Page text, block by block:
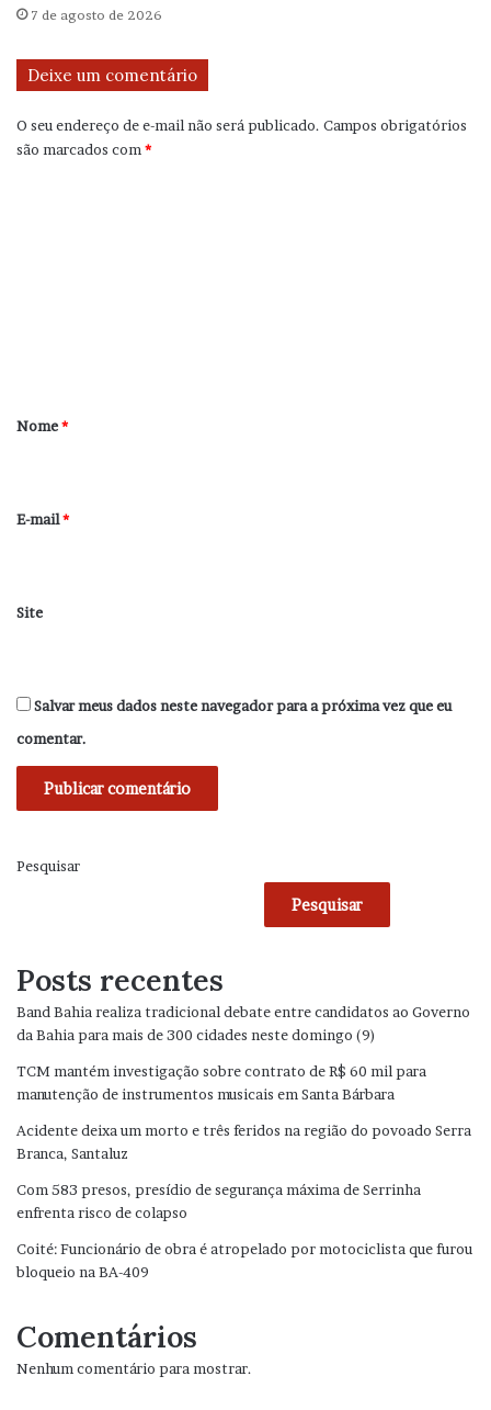
7 de agosto de 2026
Deixe um comentário
O seu endereço de e-mail não será publicado. Campos obrigatórios
são marcados com*
r
*
Nome*
E-mail*
Site
Salvar meus dados neste navegador para a próxima vez que eu
comentar.
Pesquisar
Pesquisar
Posts recentes
Band Bahia realiza tradicional debate entre candidatos ao Governo
da Bahia para mais de 300 cidades neste domingo (9)
TCM mantém investigação sobre contrato de R$ 60 mil para
manutenção de instrumentos musicais em Santa Bárbara
Acidente deixa um morto e três feridos na região do povoado Serra
Branca, Santaluz
Com 583 presos, presídio de segurança máxima de Serrinha
enfrenta risco de colapso
Coité: Funcionário de obra é atropelado por motociclista que furou
bloqueio na BA-409
Comentários
Nenhum comentário para mostrar.